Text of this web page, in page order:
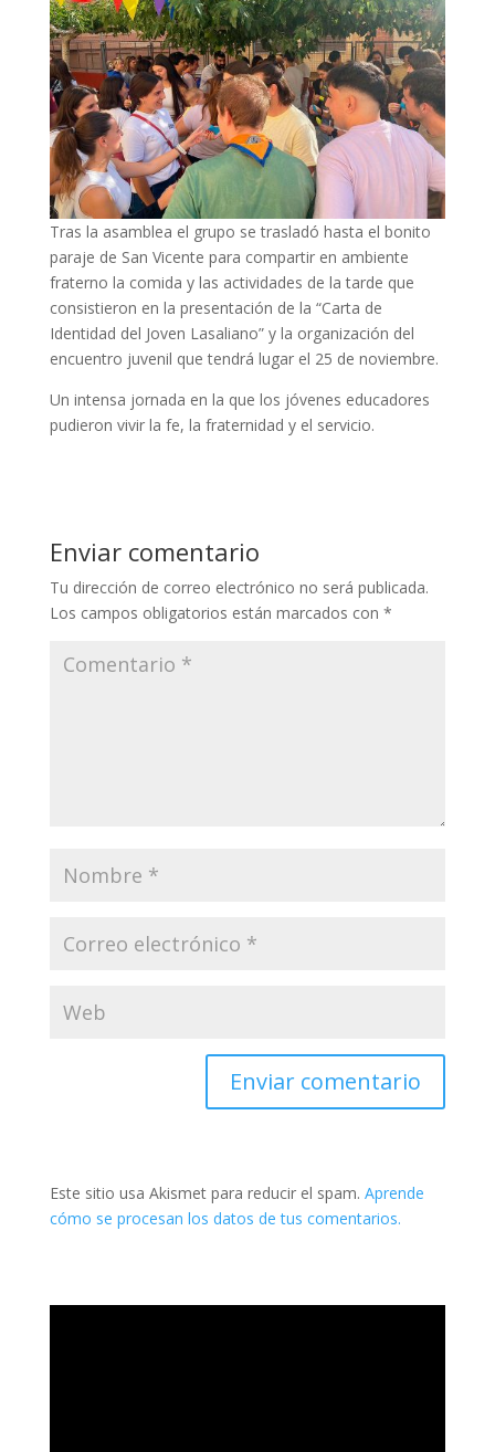
Tras la asamblea el grupo se trasladó hasta el bonito
paraje de San Vicente para compartir en ambiente
fraterno la comida y las actividades de la tarde que
consistieron en la presentación de la “Carta de
Identidad del Joven Lasaliano” y la organización del
encuentro juvenil que tendrá lugar el 25 de noviembre.
Un intensa jornada en la que los jóvenes educadores
pudieron vivir la fe, la fraternidad y el servicio.
Enviar comentario
Tu dirección de correo electrónico no será publicada.
Los campos obligatorios están marcados con *
Este sitio usa Akismet para reducir el spam. Aprende
cómo se procesan los datos de tus comentarios.